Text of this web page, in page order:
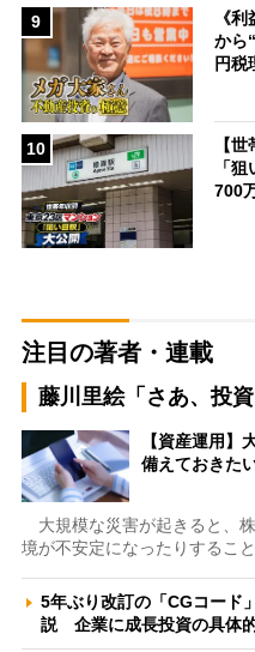
9
《
から
円
10
【
「
700
注目の著者・連載
藤川里絵「さあ、投資
【資産運用】
備えておきた
大規模な災害が起きると、
境が不安定になったりするこ
5年ぶり改訂の「CGコード
説 企業に成長投資の具体